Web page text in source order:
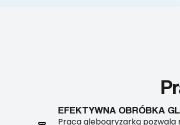
EFEKTYWNA OBRÓBKA
Praca glebogryzarką